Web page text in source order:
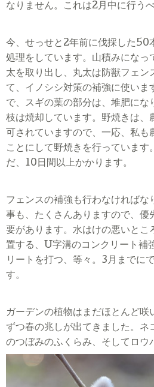
なりません。これは2月中に行う
今、せっせと 2年前に伐採した50
処理をしています。山積みになっ
太を取り出し、丸太は防獣フェン
て、イノシシ対策の補強に使いま
で、スギの葉の部分は、堆肥にな
枝は焼却しています。野焼きは、
可されていますので、一応、私も
ことにして野焼きを行っています
だ、 10 日間以上かかります。
フェンスの補強も行わなければな
事も、たくさんありますので、優
要があります。水はけの悪いとこ
置する、
U字溝のコンクリート補
リートを打つ、等々。 3月までに
す。
ガーデンの植物はまだほとんど咲
ずつ春の兆しが出てきました。ネ
のつぼみのふくらみ、そしてロウ